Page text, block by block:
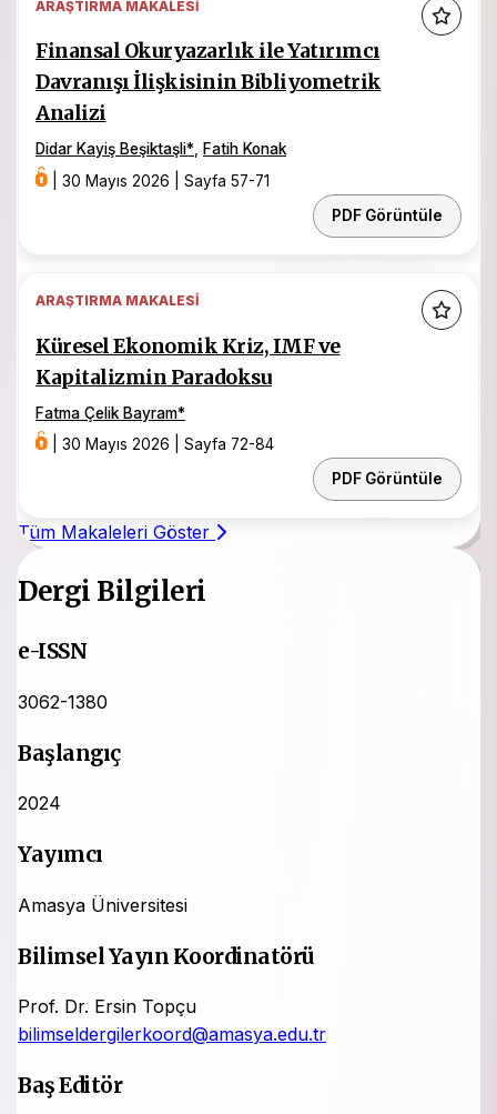
ARAŞTIRMA MAKALESI
Finansal Okuryazarlık ile Yatırımcı
Davranışı İlişkisinin Bibliyometrik
Analizi
Didar Kayiş Beşiktaşli*, Fatih Konak
30 Mayıs 2026
Sayfa 57-71
PDF Görüntüle
ARAŞTIRMA MAKALESI
Küresel Ekonomik Kriz, IMF ve
Kapitalizmin Paradoksu
Fatma Çelik Bayram*
30 Mayıs 2026
Sayfa 72-84
PDF Görüntüle
Tüm Makaleleri Göster
Dergi Bilgileri
e-ISSN
3062-1380
Başlangıç
2024
Yayımcı
Amasya Üniversitesi
Bilimsel Yayın Koordinatörü
Prof. Dr. Ersin Topçu
bilimseldergilerkoord@amasya.edu.tr
Baş Editör